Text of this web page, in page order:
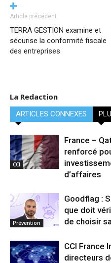
Article précédent
TERRA GESTION examine et
sécurise la conformité fiscale
des entreprises
La Redaction
ARTICLES CONNEXES
CCI
France –
renforcé
d’affaires
Prévention
Goodflag :
que doit
de choisir
CCI France
directeurs